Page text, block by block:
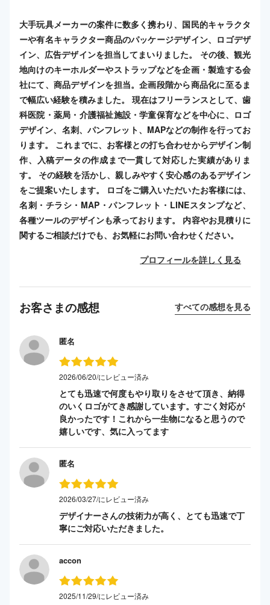
大手玩具メーカーの案件に数多く携わり、国民的キャラクタ
ーや有名キャラクター商品のパッケージデザイン、ロゴデザ
イン、広告デザインを担当してまいりました。 その後、観光
地向けのキーホルダーやストラップなどを企画・製造する会
社にて、商品デザインを担当。企画段階から商品化に至るま
で幅広い経験を積みました。 現在はフリーランスとして、歯
科医院・薬局・介護福祉施設・学童保育などを中心に、ロゴ
デザイン、名刺、パンフレット、MAPなどの制作を行ってお
ります。 これまでに、お客様との打ち合わせからデザイン制
作、入稿データの作成まで一貫して対応した実績がありま
す。 その経験を活かし、親しみやすく安心感のあるデザイン
をご提案いたします。 ロゴをご購入いただいたお客様には、
名刺・チラシ・MAP・パンフレット・LINEスタンプなど、
各種ツールのデザインも承っております。 内容やお見積りに
関するご相談だけでも、お気軽にお問い合わせください。
プロフィールを詳しく見る
お客さまの感想 すべての感想を見る
匿名
2026/06/20/にレビュー済み
とても迅速で何度もやり取りをさせて頂き、納得
のいくロゴがてき感謝しています。すごく対応が
良かったです！これから一生物になると思うので
嬉しいです、気に入ってます
匿名
2026/03/27/にレビュー済み
デザイナーさんの技術力が高く、とても迅速で丁
寧にご対応いただきました。
accon
2025/11/29/にレビュー済み